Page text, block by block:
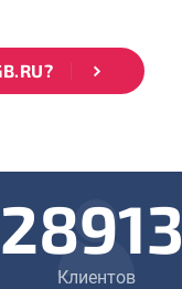
28913
Клиентов